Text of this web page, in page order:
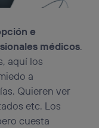
e
médicos.
aquí los
a
Quieren ver
etc. Los
cuesta